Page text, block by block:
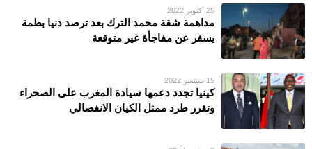
25 أكتوبر 2022
مداهمة شقة محمد الترك بعد ترصد دنيا بطمة
يسفر عن مفاجأة غير متوقعة
15 سبتمبر 2022
كينيا تجدد دعمها سيادة المغرب على الصحراء
وتقرر طرد ممثل الكيان الانفصالي